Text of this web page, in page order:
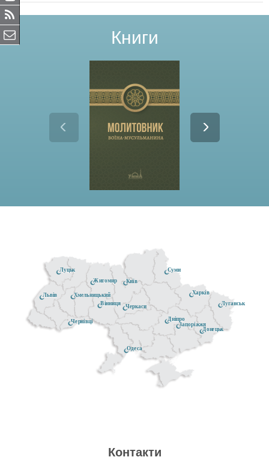
Книги
Донецьк
Житомир
Черкаси
Чернівці
Київ
Луганськ
Хмельницький
Луцьк
Дніпро
Одеса
Суми
Вінниця
Запоріжжя
Львів Харків
Контакти